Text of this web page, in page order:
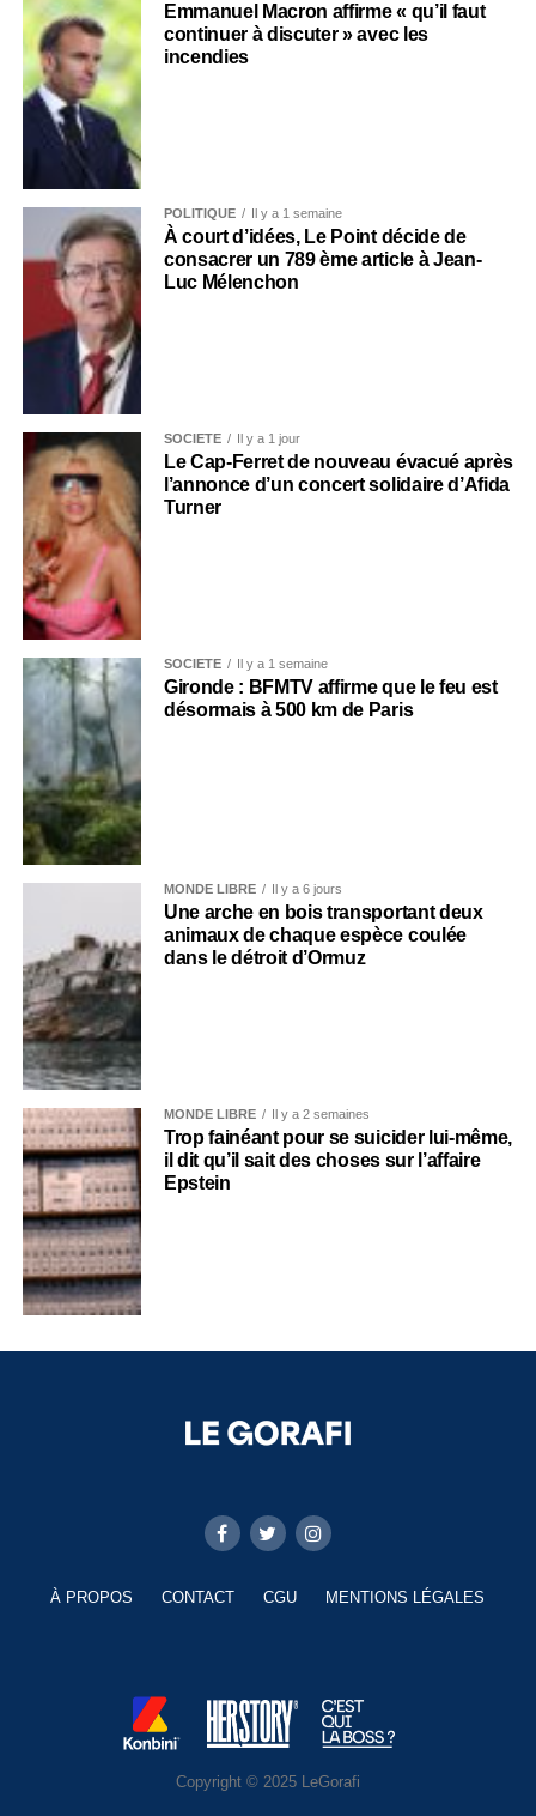
Emmanuel Macron affirme « qu’il faut
continuer à discuter » avec les
incendies
POLITIQUE Il y a 1 semaine
À court d’idées, Le Point décide de
consacrer un 789 ème article à Jean-
Luc Mélenchon
SOCIÉTÉ Il y a 1 jour
Le Cap-Ferret de nouveau évacué après
l’annonce d’un concert solidaire d’Afida
Turner
SOCIÉTÉ Il y a 1 semaine
Gironde : BFMTV affirme que le feu est
désormais à 500 km de Paris
MONDE LIBRE Il y a 6 jours
Une arche en bois transportant deux
animaux de chaque espèce coulée
dans le détroit d’Ormuz
MONDE LIBRE Il y a 2 semaines
Trop fainéant pour se suicider lui-même,
il dit qu’il sait des choses sur l’affaire
Epstein
À PROPOS CONTACT CGU MENTIONS LÉGALES
Copyright © 2025 LeGorafi